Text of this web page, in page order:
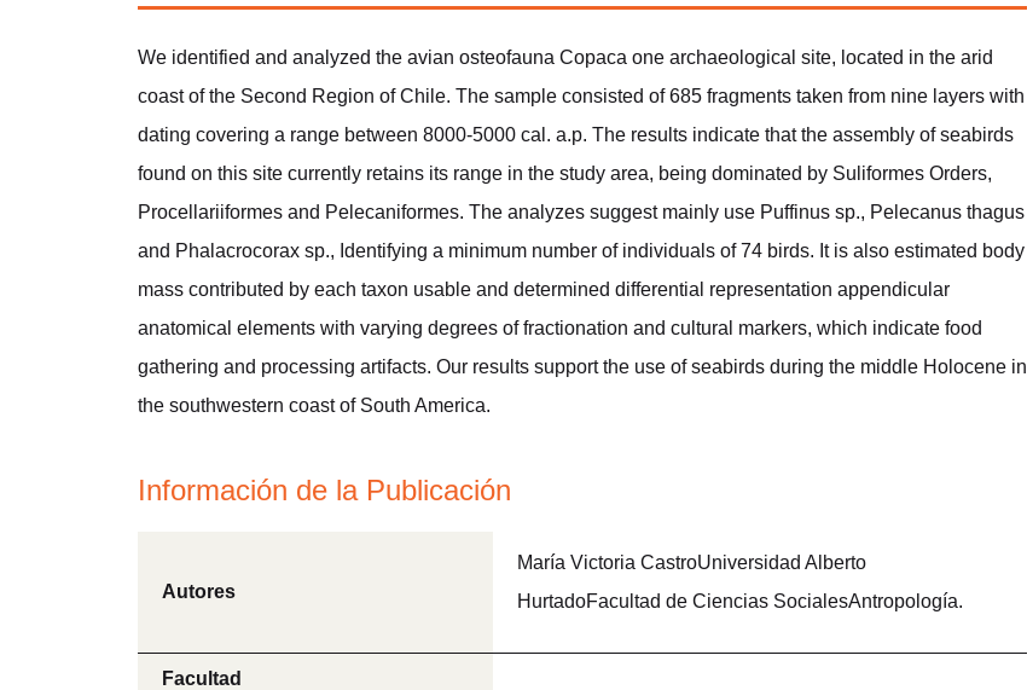
We identified and analyzed the avian osteofauna Copaca one archaeological site, located in the arid
coast of the Second Region of Chile. The sample consisted of 685 fragments taken from nine layers with
dating covering a range between 8000-5000 cal. a.p. The results indicate that the assembly of seabirds
found on this site currently retains its range in the study area, being dominated by Suliformes Orders,
Procellariiformes and Pelecaniformes. The analyzes suggest mainly use Puffinus sp., Pelecanus thagus
and Phalacrocorax sp., Identifying a minimum number of individuals of 74 birds. It is also estimated body
mass contributed by each taxon usable and determined differential representation appendicular
anatomical elements with varying degrees of fractionation and cultural markers, which indicate food
gathering and processing artifacts. Our results support the use of seabirds during the middle Holocene in
the southwestern coast of South America.
Información de la Publicación
Autores
María Victoria CastroUniversidad Alberto
HurtadoFacultad de Ciencias SocialesAntropología.
Facultad